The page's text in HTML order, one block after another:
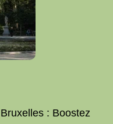
: Boostez